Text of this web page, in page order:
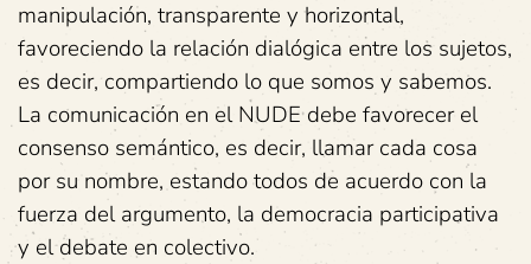
manipulación, transparente y horizontal,
favoreciendo la relación dialógica entre los sujetos,
es decir, compartiendo lo que somos y sabemos.
La comunicación en el NUDE debe favorecer el
consenso semántico, es decir, llamar cada cosa
por su nombre, estando todos de acuerdo con la
fuerza del argumento, la democracia participativa
y el debate en colectivo.